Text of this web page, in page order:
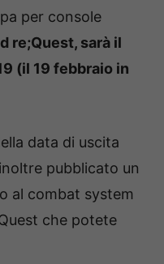
per console
re;Quest, sarà il
(il 19 febbraio in
data di uscita
pubblicato un
al combat system
che potete